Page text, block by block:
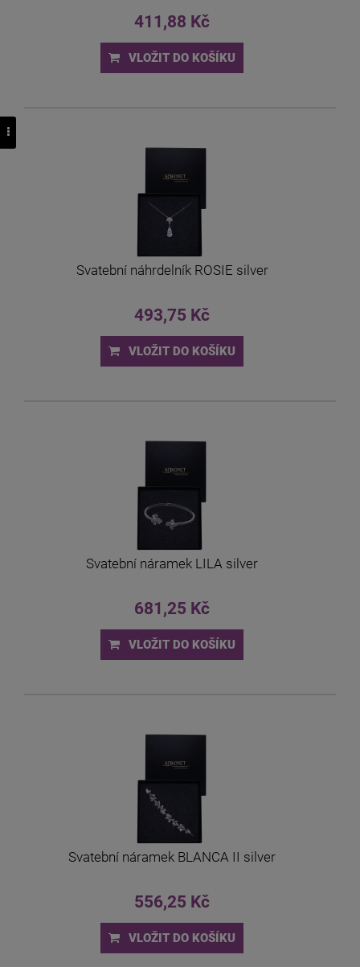
411,88 Kč
VLOŽIT DO KOŠÍKU
Svatební náhrdelník ROSIE silver
493,75 Kč
VLOŽIT DO KOŠÍKU
Svatební náramek LILA silver
681,25 Kč
VLOŽIT DO KOŠÍKU
Svatební náramek BLANCA II silver
556,25 Kč
VLOŽIT DO KOŠÍKU